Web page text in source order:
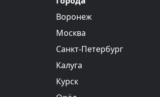
Воронеж
Москва
Санкт-Петербург
Калуга
Курск